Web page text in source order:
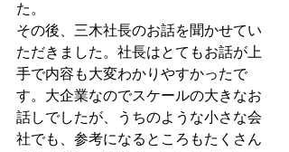
た。
その後、三木社長のお話を聞かせてい
ただきました。社長はとてもお話が上
手で内容も大変わかりやすかったで
す。大企業なのでスケールの大きなお
話しでしたが、うちのような小さな会
社でも、参考になるところもたくさん